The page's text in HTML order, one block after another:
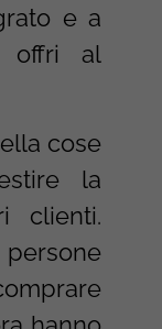
e a
offri al
cose
la
clienti.